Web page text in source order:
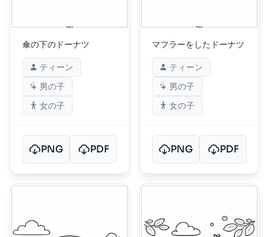
傘の下のドーナツ
ティーン
男の子
女の子
PNG PDF
マフラーをしたドーナツ
ティーン
男の子
女の子
PNG PDF